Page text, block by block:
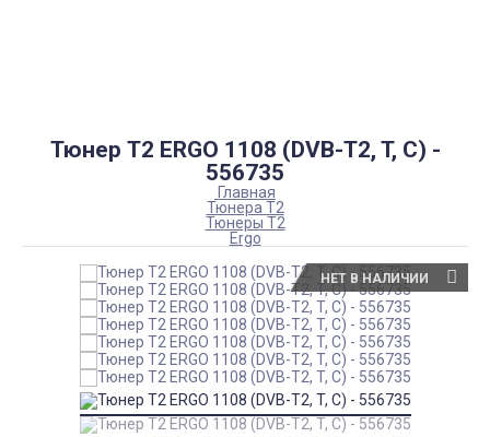
Тюнер T2 ERGO 1108 (DVB-T2, T, C) -
556735
Главная
Тюнера T2
Тюнеры Т2
Ergo
НЕТ В НАЛИЧИИ